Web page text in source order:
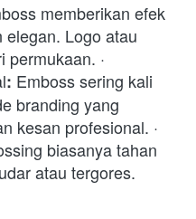
memberikan efek
Logo atau
permukaan. ·
: Emboss sering kali
branding yang
kesan profesional. ·
biasanya tahan
atau tergores.